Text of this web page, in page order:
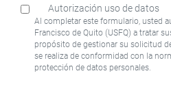
Autorización uso de datos
Al completar este formulario, usted
Francisco de Quito (USFQ) a tratar
propósito de gestionar su solicitud
se realiza de conformidad con la
protección de datos personales.